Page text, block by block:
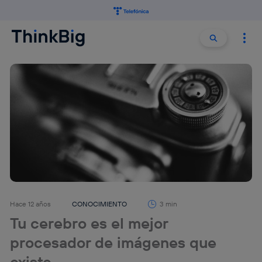
Buscar
Hace 12 años CONOCIMIENTO 3 min
Tu cerebro es el mejor
procesador de imágenes que